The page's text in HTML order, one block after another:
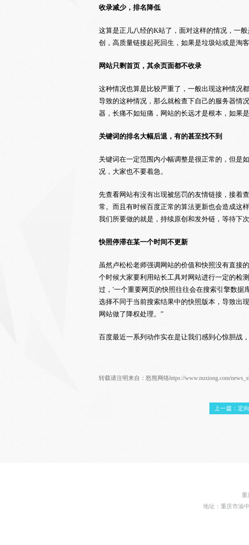
收录减少，排名降低
这算是正儿八经的K站了，面对这样的情况，一
创，高质量链接起死回生，如果是垃圾站或是淘
网站只剩首页，其余页面都不收录
这种情况也算是比较严重了，一般出现这种情况
导致的这种情况，那么就检查下自己的服务器情
器，长痛不如短痛，网站的长远才是根本，如果
关键词的排名大幅后退，有的甚至找不到
关键词在一定范围内小幅调整是很正常的，但是
况，大家也不要着急。
先查看网站有没有出现被惩罚的友情链接，接着
常。而且有时候百度正常的算法更新也会造成这
我们所要做的就是，持续原创和发外链，等待下
快照停滞在某一个时间不更新
虽然卢松松老师强调网站的价值和快照没有直接
个时候大家要利用站长工具对网站进行一定的检
过，'一个重要网页的快照往往会在搜索引擎数据
选择不同于当前搜索结果中的快照版本，导致出
网站做了降权处理。”
百度最近一系列动作实在是让我们感到心惊胆战
转载请注明来自： 怒熊网络https://www.nuxiong.com/
上一篇：定
重
地址：重庆市渝